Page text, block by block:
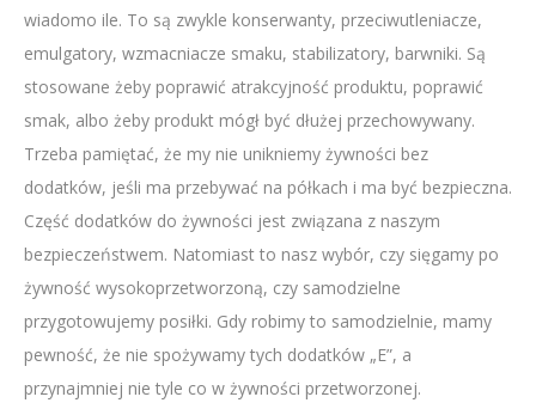
wiadomo ile. To są zwykle konserwanty, przeciwutleniacze,
emulgatory, wzmacniacze smaku, stabilizatory, barwniki. Są
stosowane żeby poprawić atrakcyjność produktu, poprawić
smak, albo żeby produkt mógł być dłużej przechowywany.
Trzeba pamiętać, że my nie unikniemy żywności bez
dodatków, jeśli ma przebywać na półkach i ma być bezpieczna.
Część dodatków do żywności jest związana z naszym
bezpieczeństwem. Natomiast to nasz wybór, czy sięgamy po
żywność wysokoprzetworzoną, czy samodzielne
przygotowujemy posiłki. Gdy robimy to samodzielnie, mamy
pewność, że nie spożywamy tych dodatków „E”, a
przynajmniej nie tyle co w żywności przetworzonej.